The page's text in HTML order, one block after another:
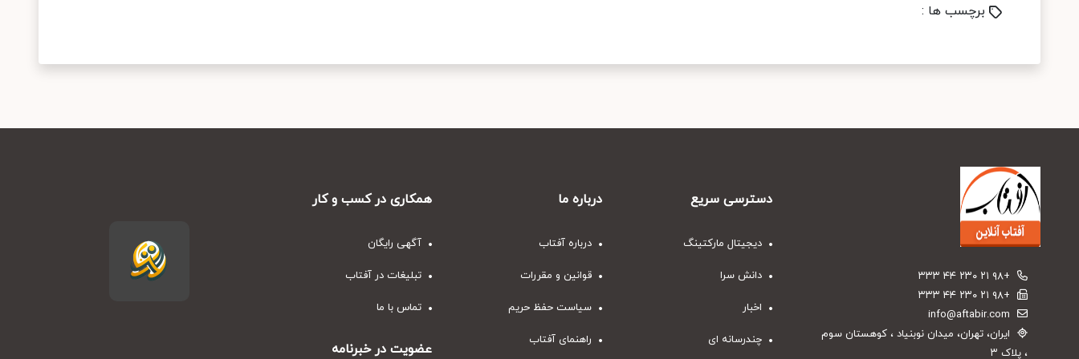
برچسب ها :
+۹۸ ۲۱ ۲۳۰ ۴۴ ۳۳۳
+۹۸ ۲۱ ۲۳۰ ۴۴ ۳۳۳
info@aftabir.com
ایران، تهران، میدان نوبنیاد ، کوهستان سوم
، پلاک ۳
دسترسی سریع
دیجیتال مارکتینگ
دانش سرا
اخبار
چندرسانه ای
درباره ما
درباره آفتاب
قوانین و مقررات
سیاست حفظ حریم
راهنمای آفتاب
همکاری در کسب و کار
آگهی رایگان
تبلیغات در آفتاب
تماس با ما
عضویت در خبرنامه